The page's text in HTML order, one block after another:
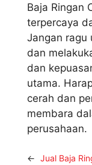
Baja Ringan
terpercaya
Jangan ragu
dan
dan
utama.
cerah dan
membara
perusahaan.
← Jual Baja